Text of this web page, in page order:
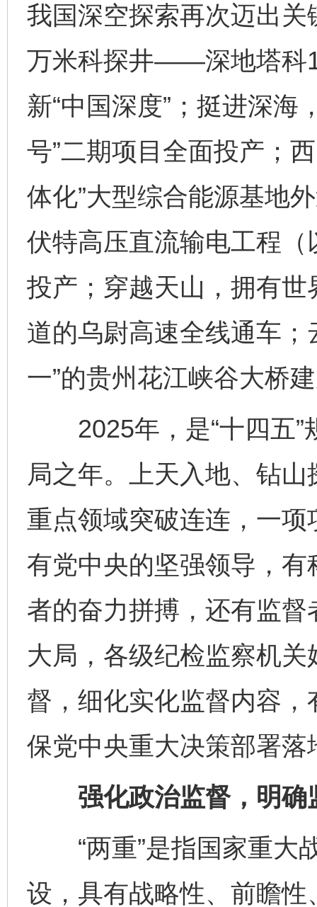
我国深空探索再次迈出
万米科探井——深地塔科
新“中国深度”；挺进深海
号”二期项目全面投产；
体化”大型综合能源基
伏特高压直流输电工程（
投产；穿越天山，拥有
道的乌尉高速全线通车；
一”的贵州花江峡谷大桥
2025年，是“十四五”
局之年。上天入地、钻
重点领域突破连连，一
有党中央的坚强领导，
者的奋力拼搏，还有监
大局，各级纪检监察机关
督，细化实化监督内容
保党中央重大决策部署落
强化政治监督，明确
“两重”是指国家重大
设，具有战略性、前瞻